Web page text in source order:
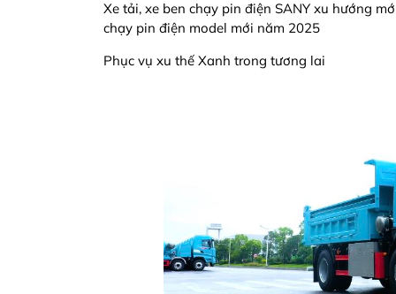
Xe tải, xe ben chạy pin điện SANY xu hướng
chạy pin điện model mới năm 2025
Phục vụ xu thế Xanh trong tương lai